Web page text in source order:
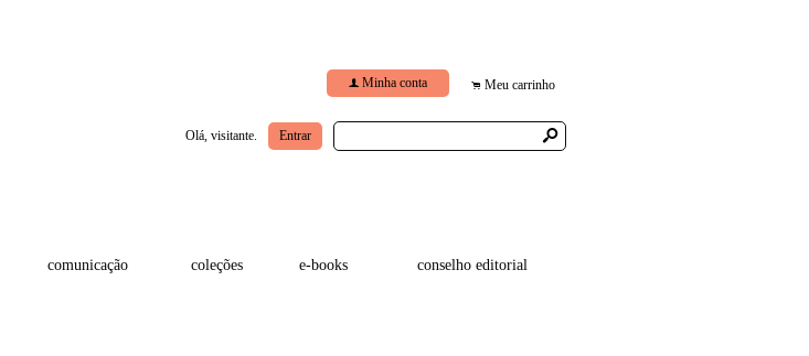
f Minha conta . Meu carrinho
Olá, visitante. Entrar s
comunicação coleções e-books conselho editorial